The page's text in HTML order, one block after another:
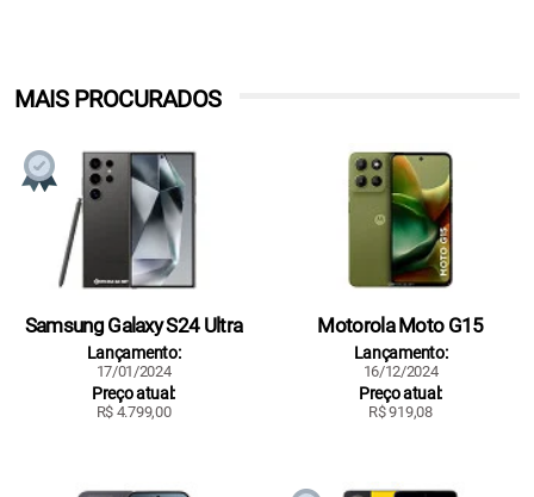
MAIS PROCURADOS
Samsung Galaxy S24 Ultra
Lançamento:
17/01/2024
Preço atual:
R$ 4.799,00
Motorola Moto G15
Lançamento:
16/12/2024
Preço atual:
R$ 919,08